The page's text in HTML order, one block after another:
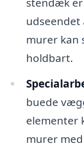
udseendet
murer kan
holdbart.
buede
elementer
murer